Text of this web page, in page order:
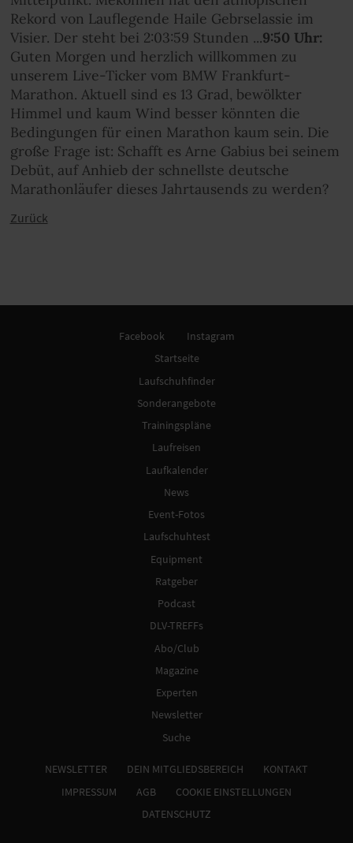
Rekord von Lauflegende Haile Gebrselassie im
Visier. Der steht bei 2:03:59 Stunden ...9:50 Uhr:
Guten Morgen und herzlich willkommen zu
unserem Live-Ticker vom BMW Frankfurt-
Marathon. Aktuell sind es 13 Grad, bewölkter
Himmel und kaum Wind besser könnten die
Bedingungen für einen Marathon kaum sein. Die
große Frage ist: Schafft es Arne Gabius bei seinem
Debüt, auf Anhieb der schnellste deutsche
Marathonläufer dieses Jahrtausends zu werden?
Zurück
Facebook
Instagram
Startseite
Laufschuhfinder
Sonderangebote
Trainingspläne
Laufreisen
Laufkalender
News
Event-Fotos
Laufschuhtest
Equipment
Ratgeber
Podcast
DLV-TREFFs
Abo/Club
Magazine
Experten
Newsletter
Suche
NEWSLETTER DEIN MITGLIEDSBEREICH
KONTAKT
IMPRESSUM
AGB
COOKIE EINSTELLUNGEN
DATENSCHUTZ